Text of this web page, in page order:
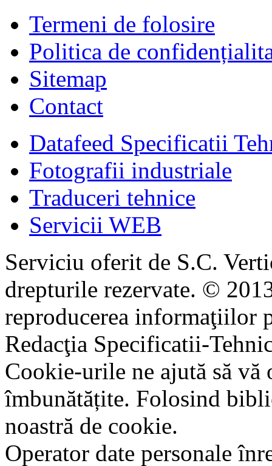
Termeni de folosire
Politica de
Sitemap
Contact
Datafeed Specificatii
Fotografii industriale
Traduceri tehnice
Servicii WEB
Serviciu oferit de S.C.
drepturile rezervate. ©
reproducerea informaţiilor
Redacţia Specificatii-
Cookie-urile ne ajută să
îmbunătățite. Folosind
noastră de cookie.
Operator date personale